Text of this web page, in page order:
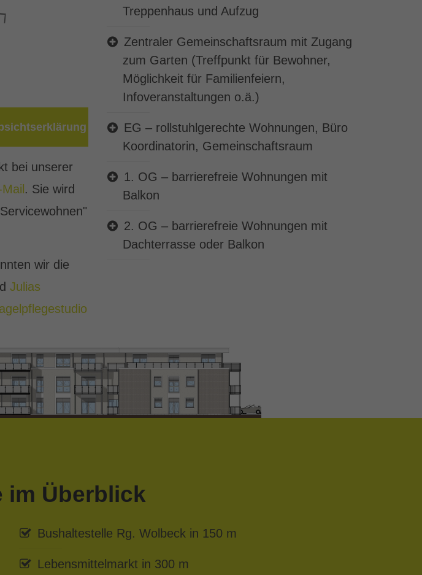
Erdgeschoss | Gemeinschaftsraum, 12 barrierefreie
zum Teil rollstuhlgerecht
bei unserer
. Sie wird
wir die
Julias
Treppenhaus und Aufzug
Zentraler Gemeinschaftsraum mit Zugang
zum Garten (Treffpunkt für Bewohner,
Möglichkeit für Familienfeiern,
Infoveranstaltungen o.ä.)
EG – rollstuhlgerechte Wohnungen, Büro
Koordinatorin, Gemeinschaftsraum
1. OG – barrierefreie Wohnungen mit
Balkon
2. OG – barrierefreie Wohnungen mit
Dachterrasse oder Balkon
im Überblick
Bushaltestelle Rg. Wolbeck in 150 m
Lebensmittelmarkt in 300 m